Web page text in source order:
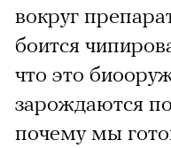
вокруг
боится
что это
зарождаются
почему мы